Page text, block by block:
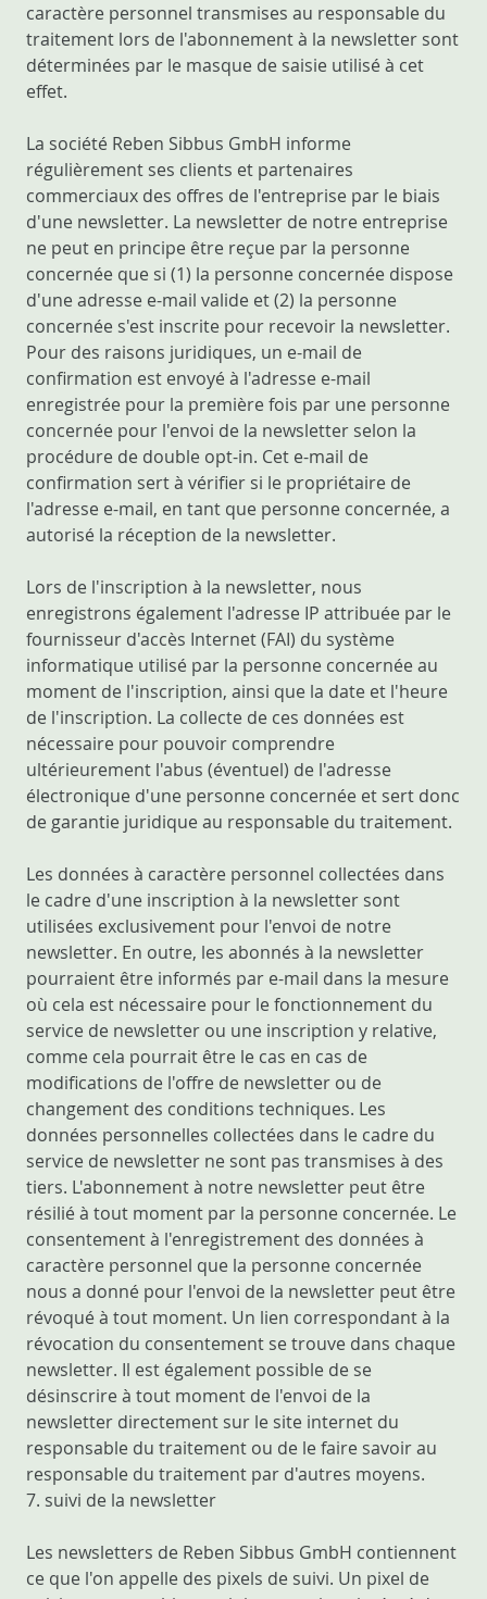
caractère personnel transmises au responsable du
traitement lors de l'abonnement à la newsletter sont
déterminées par le masque de saisie utilisé à cet
effet.
La société Reben Sibbus GmbH informe
régulièrement ses clients et partenaires
commerciaux des offres de l'entreprise par le biais
d'une newsletter. La newsletter de notre entreprise
ne peut en principe être reçue par la personne
concernée que si (1) la personne concernée dispose
d'une adresse e-mail valide et (2) la personne
concernée s'est inscrite pour recevoir la newsletter.
Pour des raisons juridiques, un e-mail de
confirmation est envoyé à l'adresse e-mail
enregistrée pour la première fois par une personne
concernée pour l'envoi de la newsletter selon la
procédure de double opt-in. Cet e-mail de
confirmation sert à vérifier si le propriétaire de
l'adresse e-mail, en tant que personne concernée, a
autorisé la réception de la newsletter.
Lors de l'inscription à la newsletter, nous
enregistrons également l'adresse IP attribuée par le
fournisseur d'accès Internet (FAI) du système
informatique utilisé par la personne concernée au
moment de l'inscription, ainsi que la date et l'heure
de l'inscription. La collecte de ces données est
nécessaire pour pouvoir comprendre
ultérieurement l'abus (éventuel) de l'adresse
électronique d'une personne concernée et sert donc
de garantie juridique au responsable du traitement.
Les données à caractère personnel collectées dans
le cadre d'une inscription à la newsletter sont
utilisées exclusivement pour l'envoi de notre
newsletter. En outre, les abonnés à la newsletter
pourraient être informés par e-mail dans la mesure
où cela est nécessaire pour le fonctionnement du
service de newsletter ou une inscription y relative,
comme cela pourrait être le cas en cas de
modifications de l'offre de newsletter ou de
changement des conditions techniques. Les
données personnelles collectées dans le cadre du
service de newsletter ne sont pas transmises à des
tiers. L'abonnement à notre newsletter peut être
résilié à tout moment par la personne concernée. Le
consentement à l'enregistrement des données à
caractère personnel que la personne concernée
nous a donné pour l'envoi de la newsletter peut être
révoqué à tout moment. Un lien correspondant à la
révocation du consentement se trouve dans chaque
newsletter. Il est également possible de se
désinscrire à tout moment de l'envoi de la
newsletter directement sur le site internet du
responsable du traitement ou de le faire savoir au
responsable du traitement par d'autres moyens.
7. suivi de la newsletter
Les newsletters de Reben Sibbus GmbH contiennent
ce que l'on appelle des pixels de suivi. Un pixel de